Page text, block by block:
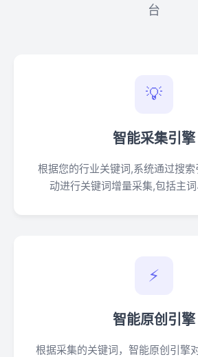
台
💡
智能采集引擎
根据您的行业关键词,系统通过搜
动进行关键词增量采集,包括主词
⚡
智能原创引擎
根据采集的关键词，智能原创引擎